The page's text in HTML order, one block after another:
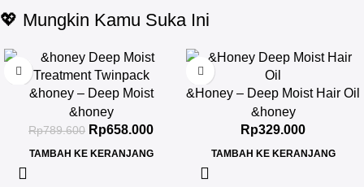
💖 Mungkin Kamu Suka Ini
&honey – Deep Moist
Treatment 445 g Twinpack
&honey
Rp789.600 Rp658.000
TAMBAH KE KERANJANG
&Honey – Deep Moist Hair Oil
3.0 100ml
&honey
Rp329.000
TAMBAH KE KERANJANG